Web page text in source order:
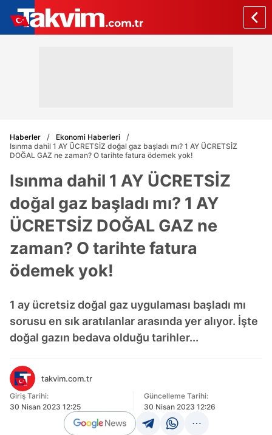
Haberler
Ekonomi Haberleri
Isınma dahil 1 AY ÜCRETSİZ doğal gaz başladı mı? 1 AY ÜCRETSİZ
DOĞAL GAZ ne zaman? O tarihte fatura ödemek yok!
Isınma dahil 1 AY ÜCRETSİZ
doğal gaz başladı mı? 1 AY
ÜCRETSİZ DOĞAL GAZ ne
zaman? O tarihte fatura
ödemek yok!
1 ay ücretsiz doğal gaz uygulaması başladı mı
sorusu en sık aratılanlar arasında yer alıyor. İşte
doğal gazın bedava olduğu tarihler...
takvim.com.tr
Giriş Tarihi:
30 Nisan 2023 12:25
Güncelleme Tarihi:
30 Nisan 2023 12:26